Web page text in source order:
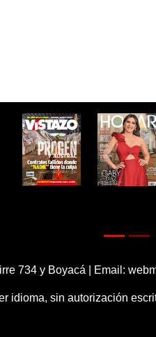
734 y Boyacá | Email:
idioma, sin autorización